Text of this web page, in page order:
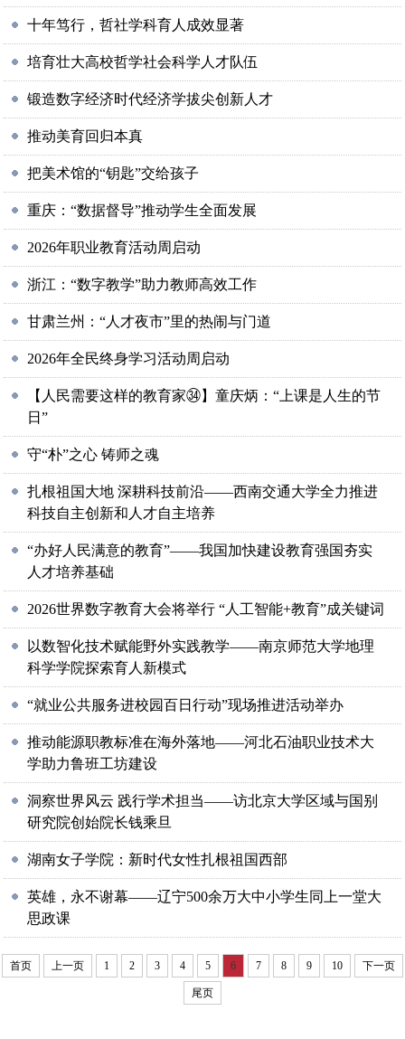
十年笃行，哲社学科育人成效显著
培育壮大高校哲学社会科学人才队伍
锻造数字经济时代经济学拔尖创新人才
推动美育回归本真
把美术馆的“钥匙”交给孩子
重庆：“数据督导”推动学生全面发展
2026年职业教育活动周启动
浙江：“数字教学”助力教师高效工作
甘肃兰州：“人才夜市”里的热闹与门道
2026年全民终身学习活动周启动
【人民需要这样的教育家㉞】童庆炳：“上课是人生的节
日”
守“朴”之心 铸师之魂
扎根祖国大地 深耕科技前沿——西南交通大学全力推进
科技自主创新和人才自主培养
“办好人民满意的教育”——我国加快建设教育强国夯实
人才培养基础
2026世界数字教育大会将举行 “人工智能+教育”成关键词
以数智化技术赋能野外实践教学——南京师范大学地理
科学学院探索育人新模式
“就业公共服务进校园百日行动”现场推进活动举办
推动能源职教标准在海外落地——河北石油职业技术大
学助力鲁班工坊建设
洞察世界风云 践行学术担当——访北京大学区域与国别
研究院创始院长钱乘旦
湖南女子学院：新时代女性扎根祖国西部
英雄，永不谢幕——辽宁500余万大中小学生同上一堂大
思政课
首页 上一页 1 2 3 4 5 6 7 8 9 10 下一页
尾页